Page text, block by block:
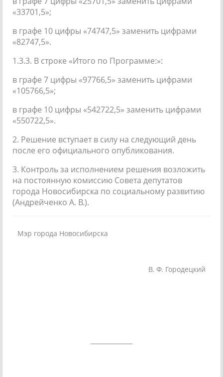
«33701,5»;
в графе 10 цифры «74747,5» заменить цифрами
«82747,5».
1.3.3. В строке «Итого по Программе:»:
в графе 7 цифры «97766,5» заменить цифрами
«105766,5»;
в графе 10 цифры «542722,5» заменить цифрами
«550722,5».
2. Решение вступает в силу на следующий день
после его официального опубликования.
3. Контроль за исполнением решения возложить
на постоянную комиссию Совета депутатов
города Новосибирска по социальному развитию
(Андрейченко А. В.).
Мэр города Новосибирска
В. Ф. Городецкий